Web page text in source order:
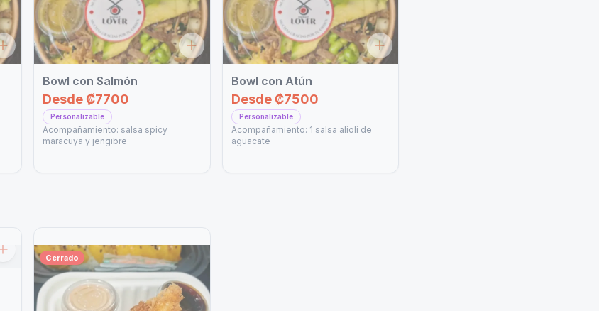
Bowl con Salmón
Desde₡7700
Personalizable
Acompañamiento: salsa spicy
maracuya y jengibre
Bowl con Atún
Desde ₡7500
Personalizable
Acompañamiento: 1 salsa alioli de
aguacate
Cerrado